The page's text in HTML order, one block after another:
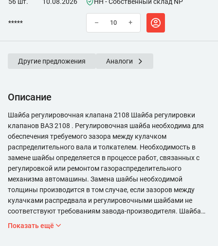
***** – +
Другие предложения Аналоги
Описание
Шайба регулировочная клапана 2108 Шайба регулировки
клапанов ВАЗ 2108 . Регулировочная шайба необходима для
обеспечения требуемого зазора между кулачком
распределительного вала и толкателем. Необходимость в
замене шайбы определяется в процессе работ, связанных с
регулировкой или ремонтом газораспределительного
механизма автомашины. Замена шайбы необходимой
толщины производится в том случае, если зазоров между
кулачками распредвала и регулировочными шайбами не
соответствуют требованиям завода-производителя. Шайба
устанавливается в торцевом углублении толкателя,
Показать ещё